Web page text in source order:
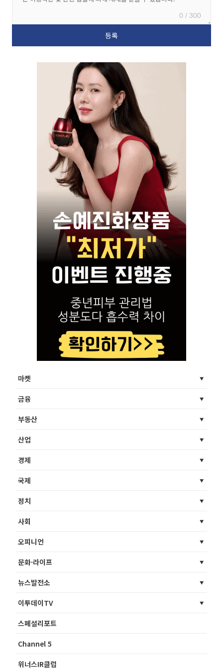
0 / 300
마켓
금융
부동산
산업
경제
국제
정치
사회
오피니언
문화·라이프
뉴스발전소
이투데이TV
스페셜리포트
Channel 5
위너스IR클럽